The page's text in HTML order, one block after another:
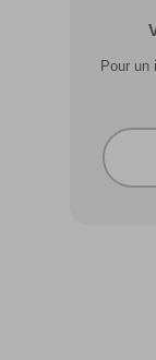
Pour un
Résiste